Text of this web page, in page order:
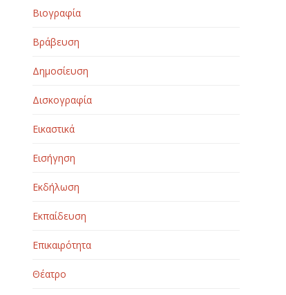
Βιογραφία
Βράβευση
Δημοσίευση
Δισκογραφία
Εικαστικά
Εισήγηση
Εκδήλωση
Εκπαίδευση
Επικαιρότητα
Θέατρο